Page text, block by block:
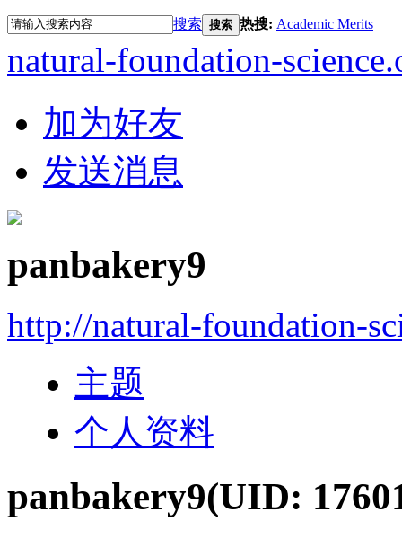
搜索 搜索 热搜: Academic Merits
natural-foundation-
加为好友
发送消息
panbakery9
http://natural-foundation-
主题
个人资料
panbakery9(UID: